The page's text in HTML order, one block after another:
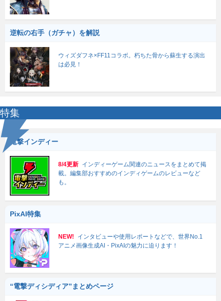
逆転の右手（ガチャ）を解説
ウィズダフネ×FF11コラボ。朽ちた骨から蘇生する演出
は必見！
特集
電撃インディー
8/4更新 インディーゲーム関連のニュースをまとめて掲
載。編集部おすすめのインディゲームのレビューなど
も。
PixAI特集
NEW!
インタビューや使用レポートなどで、世界No.1
アニメ画像生成AI・PixAIの魅力に迫ります！
“電撃ディシディア”まとめページ